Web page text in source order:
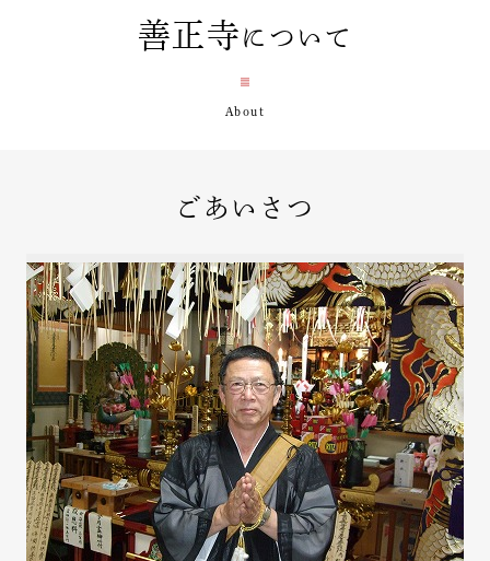
善正寺 について
ごあいさつ